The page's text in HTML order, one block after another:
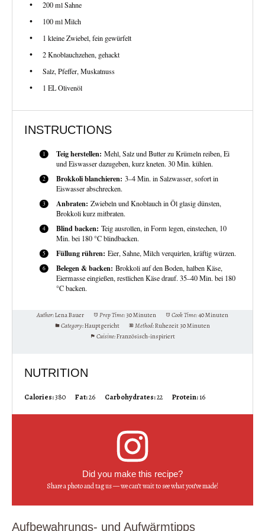
200ml Sahne
100ml Milch
1 kleine Zwiebel, fein gewürfelt
2Knoblauchzehen, gehackt
Salz, Pfeffer, Muskatnuss
1 EL Olivenöl
INSTRUCTIONS
Teig herstellen: Mehl, Salz und Butter zu Krümeln reiben, Ei
und Eiswasser dazugeben, kurz kneten. 30 Min. kühlen.
Brokkoli blanchieren: 3–4 Min. in Salzwasser, sofort in
Eiswasser abschrecken.
Anbraten: Zwiebeln und Knoblauch in Öl glasig dünsten,
Brokkoli kurz mitbraten.
Blind backen: Teig ausrollen, in Form legen, einstechen, 10
Min. bei 180 °C blindbacken.
Füllung rühren: Eier, Sahne, Milch verquirlen, kräftig würzen.
Belegen & backen: Brokkoli auf den Boden, halben Käse,
Eiermasse eingießen, restlichen Käse drauf. 35–40 Min. bei 180
°C backen.
Author:Lena Bauer Prep Time: 30 Minuten Cook Time:40 Minuten
Category:Hauptgericht Method:Ruhezeit 30 Minuten
Cuisine:Französisch-inspiriert
NUTRITION
Calories:380 Fat:26 Carbohydrates:22 Protein:16
Did you make this recipe?
Share a photo and tag us — we can’t wait to see what you’ve made!
Aufbewahrungs- und Aufwärmtipps